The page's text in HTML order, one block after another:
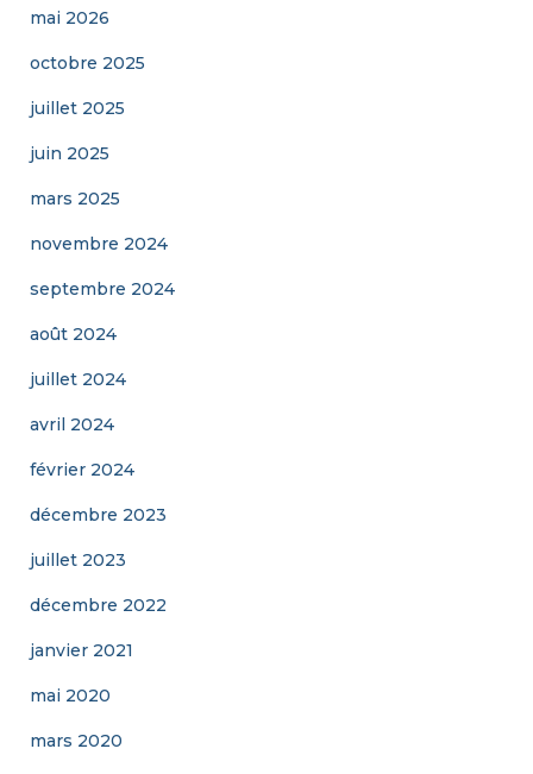
mai 2026
octobre 2025
juillet 2025
juin 2025
mars 2025
novembre 2024
septembre 2024
août 2024
juillet 2024
avril 2024
février 2024
décembre 2023
juillet 2023
décembre 2022
janvier 2021
mai 2020
mars 2020